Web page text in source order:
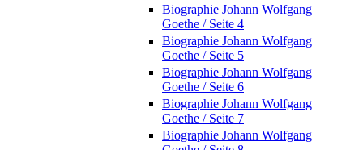
Biographie Johann Wolfgang
Goethe / Seite 4
Biographie Johann Wolfgang
Goethe / Seite 5
Biographie Johann Wolfgang
Goethe / Seite 6
Biographie Johann Wolfgang
Goethe / Seite 7
Biographie Johann Wolfgang